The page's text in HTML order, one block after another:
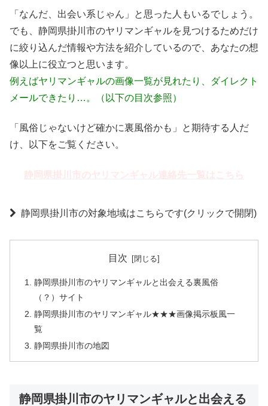
「なんだ、出会い系じゃん」と思った人もいるでしょう。
でも、静岡県掛川市のヤリマンギャルを見つけるためだけ
に絞り込んだ情報や方法を紹介しているので、あなたの想
像以上に役立つと思います。
例えばヤリマンギャルの画像一覧が見れたり、ダイレクト
メールできたり…。（以下の目次参照）
「風俗じゃないけど確かに裏風俗かも」と期待する人だ
け、以下をご覧ください。
静岡県掛川市の対象地域はこちらです(クリックで開閉)
目次
静岡県掛川市のヤリマンギャルと出会える裏風俗
（？）サイト
静岡県掛川市のヤリマンギャル★★★画像掲示板風一
覧
静岡県掛川市の地図
静岡県掛川市のヤリマンギャルと出会える